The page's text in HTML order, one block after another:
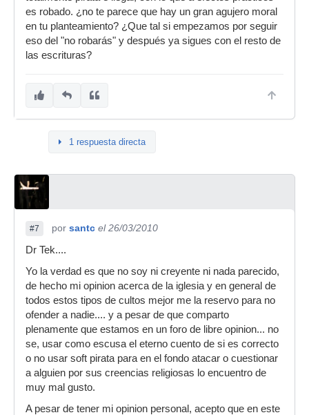
es robado. ¿no te parece que hay un gran agujero moral
en tu planteamiento? ¿Que tal si empezamos por seguir
eso del "no robarás" y después ya sigues con el resto de
las escrituras?
1 respuesta directa
#7 por santc el 26/03/2010
Dr Tek....
Yo la verdad es que no soy ni creyente ni nada parecido,
de hecho mi opinion acerca de la iglesia y en general de
todos estos tipos de cultos mejor me la reservo para no
ofender a nadie.... y a pesar de que comparto
plenamente que estamos en un foro de libre opinion... no
se, usar como escusa el eterno cuento de si es correcto
o no usar soft pirata para en el fondo atacar o cuestionar
a alguien por sus creencias religiosas lo encuentro de
muy mal gusto.
A pesar de tener mi opinion personal, acepto que en este